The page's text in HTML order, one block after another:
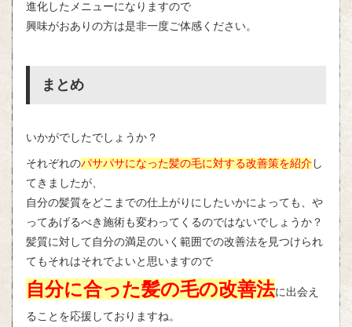
進化したメニューになりますので
興味がおありの方は是非一度ご体感ください。
まとめ
いかがでしたでしょうか？
それぞれのパサパサになった髪の毛に対する改善策を紹介し
てきましたが、
自分の髪質をどこまでの仕上がりにしたいかによっても、や
ってあげるべき施術も変わってくるのではないでしょうか？
髪質に対して自分の満足のいく範囲での改善法を見つけられ
てもそれはそれでよいと思いますので
自分に合った髪の毛の改善法に出会え
ることを応援しておりますね。